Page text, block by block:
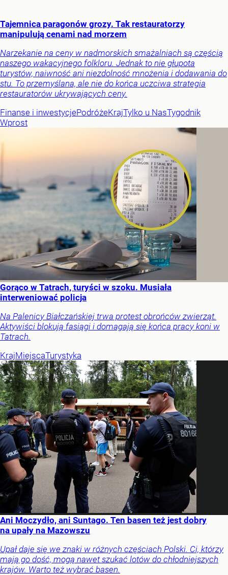
Tajemnica paragonów grozy. Tak restauratorzy
manipulują cenami nad morzem
Narzekanie na ceny w nadmorskich smażalniach są częścią
naszego wakacyjnego folkloru. Jednak to nie głupota
turystów, naiwność ani niezdolność mnożenia i dodawania do
stu. To przemyślana, ale nie do końca uczciwa strategia
restauratorów ukrywających ceny.
Finanse i inwestycjePodróżeKrajTylko u NasTygodnik
Wprost
Gorąco w Tatrach, turyści w szoku. Musiała
interweniować policja
Na Palenicy Białczańskiej trwa protest obrońców zwierząt.
Aktywiści blokują fasiągi i domagają się końca pracy koni w
Tatrach.
KrajMiejscaTurystyka
Ani Moczydło, ani Suntago. Ten basen też jest dobry
na upały na Mazowszu
Upał daje się we znaki w różnych częściach Polski. Ci, którzy
mają go dość, mogą nawet szukać lotów do chłodniejszych
krajów. Warto też wybrać basen.